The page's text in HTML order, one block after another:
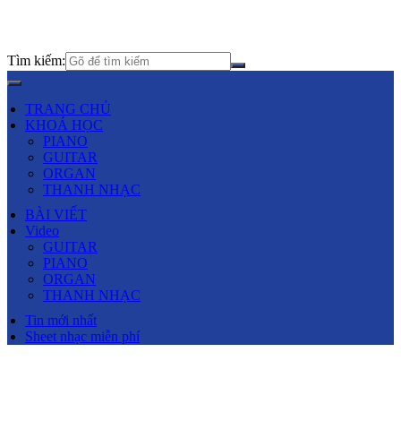
Tìm kiếm:
TRANG CHỦ
KHOÁ HỌC
PIANO
GUITAR
ORGAN
THANH NHẠC
BÀI VIẾT
Video
GUITAR
PIANO
ORGAN
THANH NHẠC
Tin mới nhất
Sheet nhạc miễn phí